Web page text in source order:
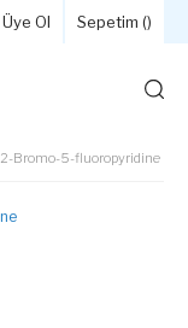
Üye Ol Sepetim ()
2-Bromo-5-fluoropyridine